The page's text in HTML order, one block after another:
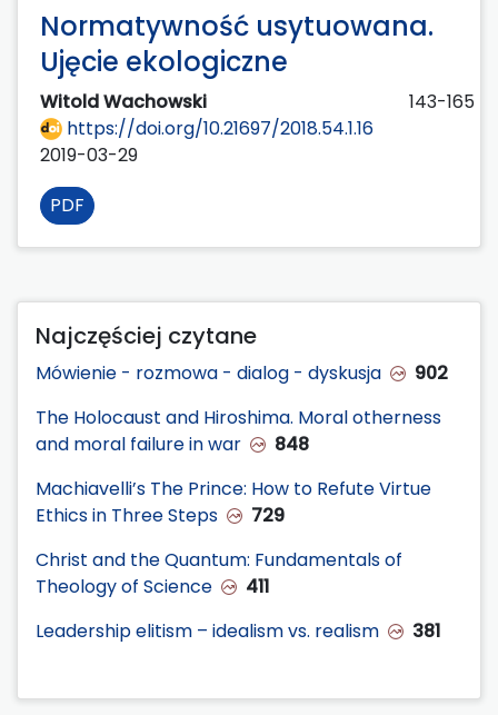
Normatywność usytuowana.
Ujęcie ekologiczne
Witold Wachowski
143-165
https://doi.org/10.21697/2018.54.1.16
2019-03-29
PDF
Najczęściej czytane
Mówienie - rozmowa - dialog - dyskusja
902
The Holocaust and Hiroshima. Moral otherness
and moral failure in war
848
Machiavelli’s The Prince: How to Refute Virtue
Ethics in Three Steps
729
Christ and the Quantum: Fundamentals of
Theology of Science
411
Leadership elitism – idealism vs. realism
381